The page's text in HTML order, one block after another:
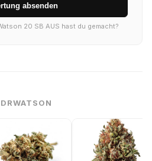
absenden
20 SB AUS hast du gemacht?